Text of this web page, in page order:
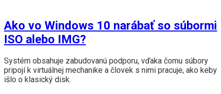
Ako vo Windows 10 narábať so súbormi
ISO alebo IMG?
Systém obsahuje zabudovanú podporu, vďaka čomu súbory
pripojí k virtuálnej mechanike a človek s nimi pracuje, ako keby
išlo o klasický disk.